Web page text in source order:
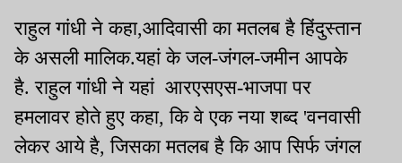
राहुल गांधी ने कहा,आदिवासी का मतलब है हिंदुस्तान
के असली मालिक.यहां के जल-जंगल-जमीन आपके
है. राहुल गांधी ने यहां आरएसएस-भाजपा पर
हमलावर होते हुए कहा, कि वे एक नया शब्द 'वनवासी
लेकर आये है, जिसका मतलब है कि आप सिर्फ जंगल